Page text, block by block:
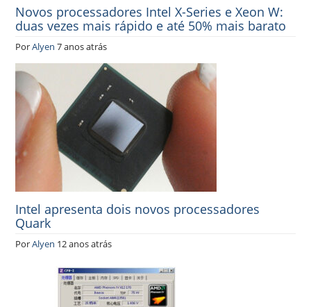
Novos processadores Intel X-Series e Xeon W:
duas vezes mais rápido e até 50% mais barato
PorAlyen 7 anos atrás
Intel apresenta dois novos processadores
Quark
PorAlyen 12 anos atrás